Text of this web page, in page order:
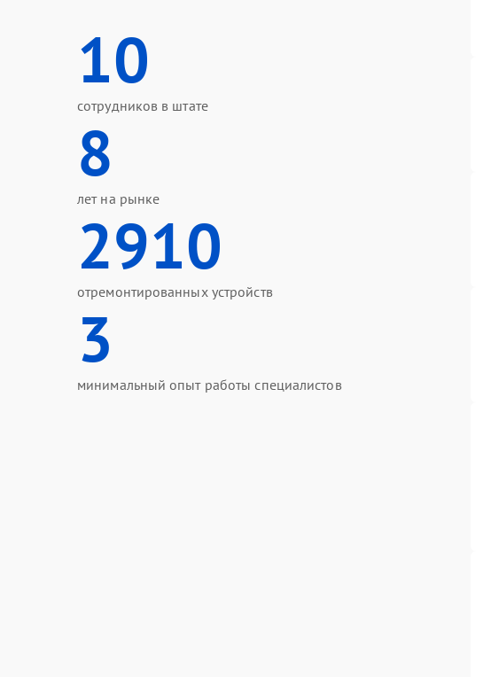
10
сотрудников в штате
8
лет на рынке
2910
отремонтированных устройств
3
минимальный опыт работы специалистов